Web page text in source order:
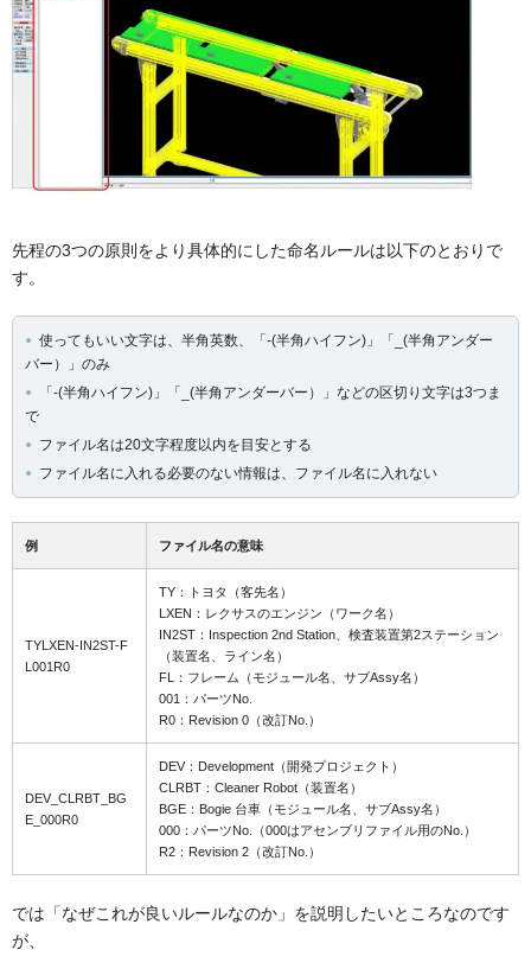
先程の3つの原則をより具体的にした命名ルールは以下のとおりで
す。
使ってもいい文字は、半角英数、「-(半角ハイフン)」「_(半角アンダー
バー）」のみ
「-(半角ハイフン)」「_(半角アンダーバー）」などの区切り文字は3つま
で
ファイル名は20文字程度以内を目安とする
ファイル名に入れる必要のない情報は、ファイル名に入れない
例 ファイル名の意味
TYLXEN-IN2ST-F
L001R0
TY：トヨタ（客先名）
LXEN：レクサスのエンジン（ワーク名）
IN2ST：Inspection 2nd Station、検査装置第2ステーション
（装置名、ライン名）
FL：フレーム（モジュール名、サブAssy名）
001：パーツNo.
R0：Revision 0（改訂No.）
DEV_CLRBT_BG
E_000R0
DEV：Development（開発プロジェクト）
CLRBT：Cleaner Robot（装置名）
BGE：Bogie 台車（モジュール名、サブAssy名）
000：パーツNo.（000はアセンブリファイル用のNo.）
R2：Revision 2（改訂No.）
では「なぜこれが良いルールなのか」を説明したいところなのです
が、